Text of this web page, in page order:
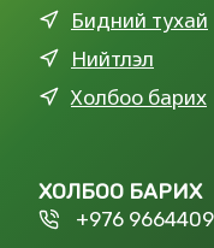
Бидний тухай
Нийтлэл
Холбоо барих
ХОЛБОО БАРИХ
+976